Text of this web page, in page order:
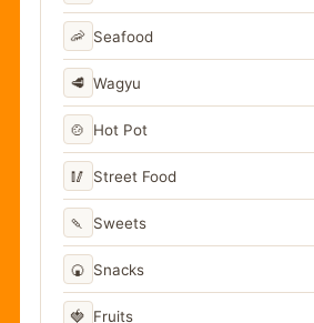
🦐 Seafood
🥩 Wagyu
🍲 Hot Pot
🥢 Street Food
🍡 Sweets
🍘 Snacks
🍓 Fruits